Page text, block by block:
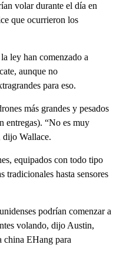
volar durante el día en
que ocurrieron los
ley han comenzado a
aunque no
para eso.
más grandes y pesados
entregas). “No es muy
dijo Wallace.
equipados con todo tipo
tradicionales hasta sensores
podrían comenzar a
volando, dijo Austin,
china EHang para